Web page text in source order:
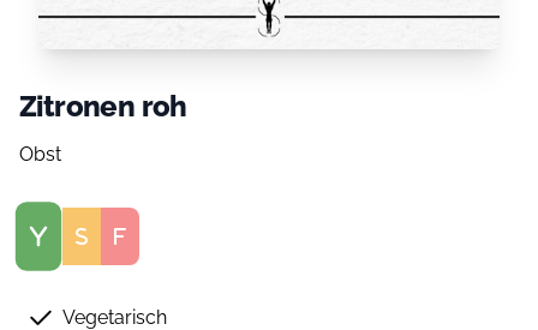
Zitronen roh
Obst
Score
Vegetarisch